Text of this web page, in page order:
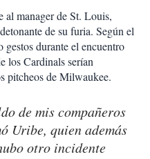
al manager de St. Louis,
de su furia. Según el
durante el encuentro
los Cardinals serían
pitcheos de Milwaukee.
de mis compañeros
Uribe, quien además
otro incidente